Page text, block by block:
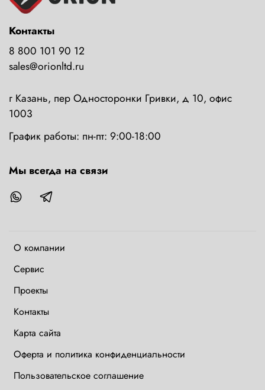
О компании
Сервис
Проекты
Контакты
Карта сайта
Оферта и политика конфиденциальности
Пользовательское соглашение
Контакты
8 800 101 90 12
sales@orionltd.ru
г Казань, пер Односторонки Гривки, д 10, офис
1003
График работы: пн-пт: 9:00-18:00
Мы всегда на связи